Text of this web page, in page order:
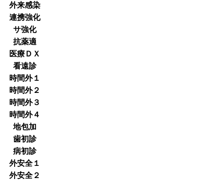
外来感染
連携強化
サ強化
抗薬適
医療ＤＸ
看遠診
時間外１
時間外２
時間外３
時間外４
地包加
歯初診
病初診
外安全１
外安全２